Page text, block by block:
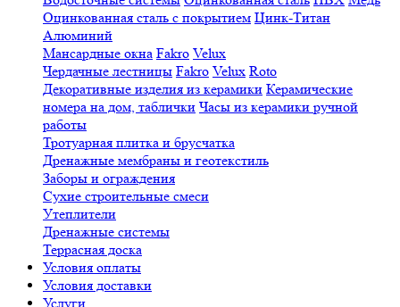
Оцинкованная сталь с покрытием Цинк-Титан
Алюминий
Мансардные окна Fakro Velux
Чердачные лестницы Fakro Velux Roto
Декоративные изделия из керамики Керамические
номера на дом, таблички Часы из керамики ручной
работы
Тротуарная плитка и брусчатка
Дренажные мембраны и геотекстиль
Заборы и ограждения
Сухие строительные смеси
Утеплители
Дренажные системы
Террасная доска
Условия оплаты
Условия доставки
Услуги